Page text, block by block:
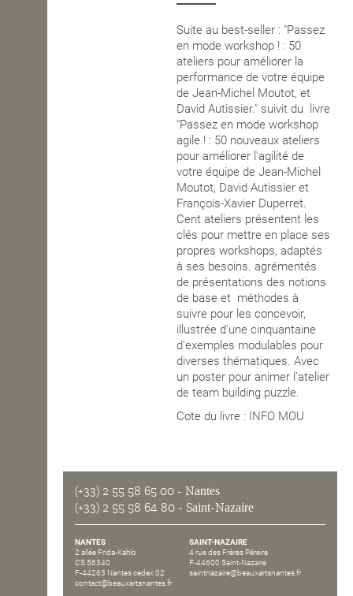
Suite au best-seller : "Passez
en mode workshop ! : 50
ateliers pour améliorer la
performance de votre équipe
de Jean-Michel Moutot, et
David Autissier." suivit du livre
"Passez en mode workshop
agile ! : 50 nouveaux ateliers
pour améliorer l'agilité de
votre équipe de Jean-Michel
Moutot, David Autissier et
François-Xavier Duperret.
Cent ateliers présentent les
clés pour mettre en place ses
propres workshops, adaptés
à ses besoins. agrémentés
de présentations des notions
de base et méthodes à
suivre pour les concevoir,
illustrée d'une cinquantaine
d'exemples modulables pour
diverses thématiques. Avec
un poster pour animer l'atelier
de team building puzzle.
Cote du livre : INFO MOU
(+33) 2 55 58 65 00 - Nantes
(+33) 2 55 58 64 80 - Saint-Nazaire
NANTES
2 allée Frida-Kahlo
CS 56340
F-44263 Nantes cedex 02
contact@beauxartsnantes.fr
SAINT-NAZAIRE
4 rue des Frères Péreire
F-44600 Saint-Nazaire
saintnazaire@beauxartsnantes.fr